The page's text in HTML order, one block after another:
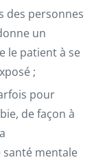
des personnes
un
le patient à se
;
pour
de façon à
santé mentale